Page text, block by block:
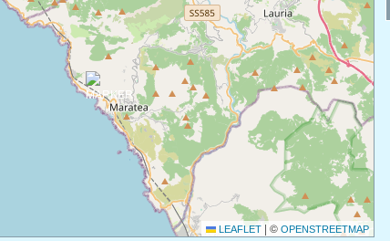
LEAFLET | © OPENSTREETMAP